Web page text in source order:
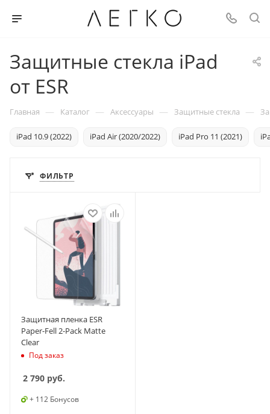
Защитные стекла iPad
от ESR
Главная — Каталог — Аксессуары — Защитные стекла —
iPad 10.9 (2022) iPad Air (2020/2022) iPad Pro 11 (2021)
ФИЛЬТР
Защитная пленка ESR
Paper-Fell 2-Pack Matte
Clear
Под заказ
2 790 руб.
+ 112 Бонусов